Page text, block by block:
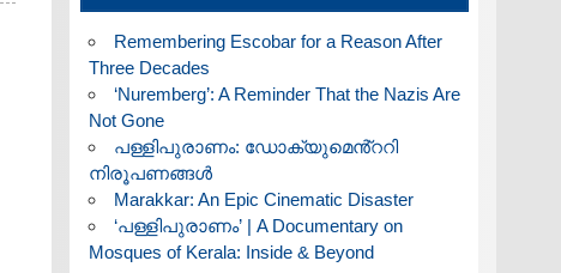
​Remembering Escobar for a Reason After
Three Decades
‘Nuremberg’: A Reminder That the Nazis Are
Not Gone
പള്ളിപുരാണം: ഡോക്യുമെൻ്ററി
നിരൂപണങ്ങൾ
Marakkar: An Epic Cinematic Disaster
‘പള്ളിപുരാണം’ | A Documentary on
Mosques of Kerala: Inside & Beyond